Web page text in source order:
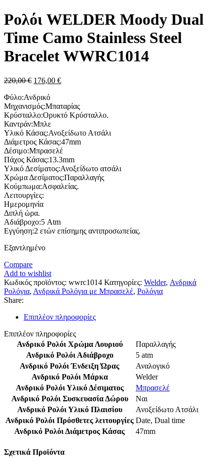
Ρολόι WELDER Moody Dual
Time Camo Stainless Steel
Bracelet WWRC1014
220,00€ Original
was:
220,00 €.
176,00 €Η
είναι:
176,00 €.
Φύλο:Ανδρικό
Μηχανισμός:Μπαταρίας
Κρύσταλλο:Ορυκτό Κρύσταλλο.
Καντράν:Μπλε
Υλικό Κάσας:Ανοξείδωτο Ατσάλι
Διάμετρος Κάσας:47mm
Δέσιμο:Μπρασελέ
Πάχος Κάσας:13.3mm
Υλικό Δεσίματος:Ανοξείδωτο ατσάλι
Χρώμα Δεσίματος:Παραλλαγής
Κούμπωμα:Ασφαλείας.
Λειτουργίες:
Ημερομηνία
Διπλή ώρα.
Αδιάβροχο:5 Atm
Εγγύηση:2 ετών επίσημης αντιπροσωπείας.
Εξαντλημένο
Compare
Add to wishlist
Κωδικός προϊόντος: wwrc1014 Κατηγορίες: Welder, Ανδρικά
Ρολόγια, Ανδρικά Ρολόγια με Μπρασελέ, Ρολόγια
Share:
Επιπλέον πληροφορίες
Επιπλέον πληροφορίες
Ανδρικό Ρολόι Χρώμα Λουριού
Παραλλαγής
Ανδρικό Ρολόι Αδιάβροχο
5 atm
Ανδρικό Ρολόι Ένδειξη Ώρας
Αναλογικό
Ανδρικό Ρολόι Μάρκα
Welder
Ανδρικό Ρολόι Υλικό Δέσιματος
Μπρασελέ
Ανδρικό Ρολόι Συσκευασία Δώρου
Ναι
Ανδρικό Ρολόι Υλικό Πλαισίου
Ανοξείδωτο Ατσάλι
Ανδρικό Ρολόι Πρόσθετες λειτουργίες Date, Dual time
Ανδρικό Ρολόι Διάμετρος Κάσας
47mm
Σχετικά Προϊόντα